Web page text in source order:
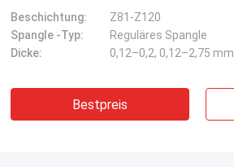
Beschichtung:
Z81-Z120
Spangle -Typ:
Reguläres Spangle
Dicke:
0,12–0,2, 0,12–2,75 mm
Bestpreis